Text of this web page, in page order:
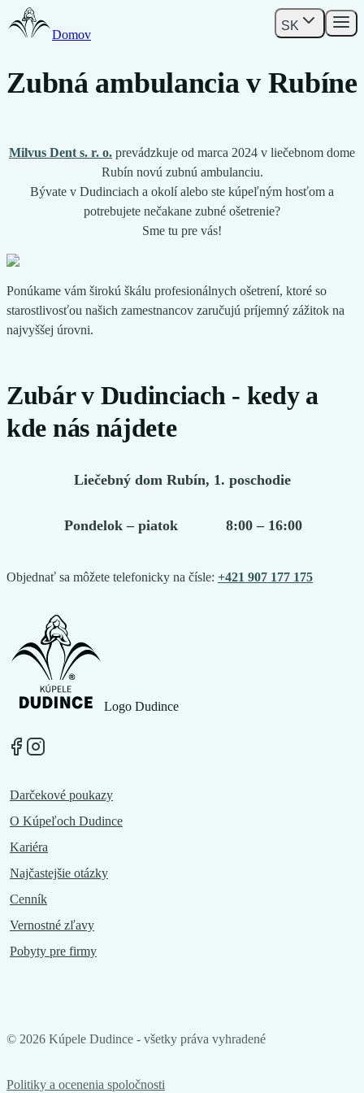
Domov
SK
Zubná ambulancia v Rubíne
Milvus Dent s. r. o. prevádzkuje od marca 2024 v liečebnom dome
Rubín novú zubnú ambulanciu.
Bývate v Dudinciach a okolí alebo ste kúpeľným hosťom a
potrebujete nečakane zubné ošetrenie?
Sme tu pre vás!
Ponúkame vám širokú škálu profesionálnych ošetrení, ktoré so
starostlivosťou našich zamestnancov zaručujú príjemný zážitok na
najvyššej úrovni.
Zubár v Dudinciach - kedy a
kde nás nájdete
Liečebný dom Rubín, 1. poschodie
Pondelok – piatok 8:00 – 16:00
Objednať sa môžete telefonicky na čísle: +421 907 177 175
Logo Dudince
Darčekové poukazy
O Kúpeľoch Dudince
Kariéra
Najčastejšie otázky
Cenník
Vernostné zľavy
Pobyty pre firmy
© 2026 Kúpele Dudince - všetky práva vyhradené
Politiky a ocenenia spoločnosti